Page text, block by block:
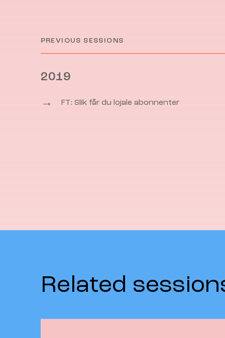
PREVIOUS SESSIONS
2019
→
FT: Slik får du lojale abonnenter
Related